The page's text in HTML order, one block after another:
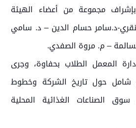
الموافق10/12/2025 بإشراف مجموعة من أعضاء الهيئة
د.سامر حسام الدين – د. سامي
– م. مروة الصفدي.
المعمل الطلاب بحفاوة، وجرى
حول تاريخ الشركة وخطوط
الصناعات الغذائية المحلية